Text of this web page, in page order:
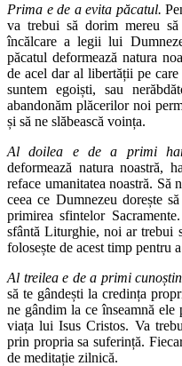
Prima e de a evita păcatul.
va trebui să dorim mereu
încălcare a legii lui
păcatul deformează natura
de acel dar al libertății pe
suntem egoiști, sau
abandonăm plăcerilor noi
și să ne slăbească voința.
Al doilea e de a primi
deformează natura noastră,
reface umanitatea noastră. Să
ceea ce Dumnezeu dorește
primirea sfintelor
sfântă Liturghie, noi ar trebui
folosește de acest timp pentru
Al treilea e de a primi
să te gândești la credința
ne gândim la ce înseamnă
viața lui Isus Cristos. Va
prin propria sa suferință.
de meditație zilnică.